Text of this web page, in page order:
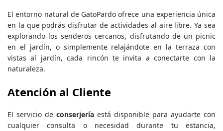
El entorno natural de GatoPardo ofrece una experiencia única
en la que podrás disfrutar de actividades al aire libre. Ya sea
explorando los senderos cercanos, disfrutando de un picnic
en el jardín, o simplemente relajándote en la terraza con
vistas al jardín, cada rincón te invita a conectarte con la
naturaleza.
Atención al Cliente
El servicio de conserjería está disponible para ayudarte con
cualquier consulta o necesidad durante tu estancia,